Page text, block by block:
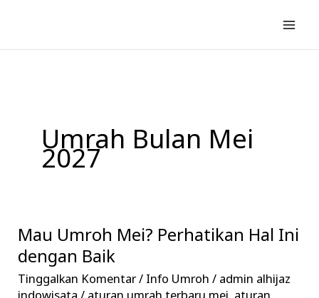
konten
Umrah Bulan Mei
2027
Mau Umroh Mei? Perhatikan Hal Ini
dengan Baik
Tinggalkan Komentar/ Info Umroh / admin alhijaz
Mau
Umroh
Mei?
Perhatikan